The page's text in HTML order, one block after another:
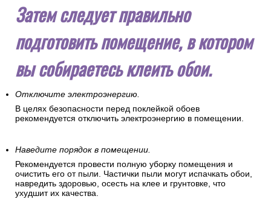
Затем следует правильно
подготовить помещение, в котором
вы собираетесь клеить обои.
Отключите электроэнергию.
В целях безопасности перед поклейкой обоев
рекомендуется отключить электроэнергию в помещении.
Наведите порядок в помещении.
Рекомендуется провести полную уборку помещения и
очистить его от пыли. Частички пыли могут испачкать обои,
навредить здоровью, осесть на клее и грунтовке, что
ухудшит их качества.